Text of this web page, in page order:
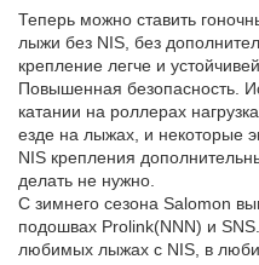
Теперь можно ставить
лыжи без NIS, без
крепление легче и устойчивей.
Повышенная безопасность.
катании на роллерах
езде на лыжах, и некоторые
NIS крепления
делать не нужно.
С зимнего сезона Salomon
подошвах Prolink(NNN) и
любимых лыжах с NIS, в